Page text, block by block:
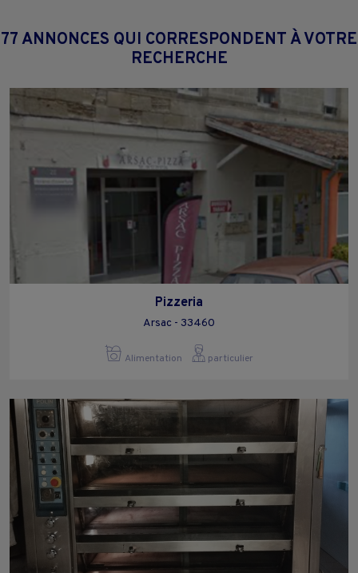
77 ANNONCES QUI CORRESPONDENT À VOTRE
RECHERCHE
Pizzeria
Arsac - 33460
Alimentation particulier